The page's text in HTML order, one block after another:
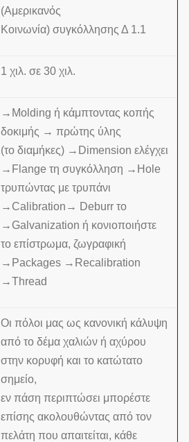
(Αμερικανός
Κοινωνία) συγκόλλησης Δ 1.1
1 χιλ. σε 30 χιλ.
→Molding ή κάμπτοντας κοπής
δοκιμής → πρώτης ύλης
(το διαμήκες) →Dimension ελέγχει
→Flange τη συγκόλληση →Hole
τρυπώντας με τρυπάνι
→Calibration→ Deburr το
→Galvanization ή κονιοποιήστε
το επίστρωμα, ζωγραφική
→Packages →Recalibration
→Thread
Οι πόλοι μας ως κανονική κάλυψη
από το δέμα χαλιών ή αχύρου
στην κορυφή και το κατώτατο
σημείο,
εν πάση περιπτώσει μπορέστε
επίσης ακολουθώντας από τον
πελάτη που απαιτείται, κάθε